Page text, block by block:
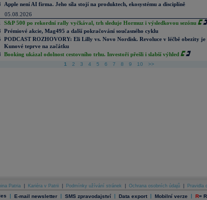
Apple není AI firma. Jeho síla stojí na produktech, ekosystému a disciplíně
05.08.2026
S&P 500 po rekordní rally vyčkával, trh sleduje Hormuz i výsledkovou sezónu
Prémiové akcie, Mag495 a další pokračování současného cyklu
PODCAST ROZHOVORY: Eli Lilly vs. Novo Nordisk. Revoluce v léčbě obezity je
Kunové teprve na začátku
Booking ukázal odolnost cestovního trhu. Investoři přešli i slabší výhled
1 2 3 4 5 6 7 8 9 10 >>
Patria Kariéra v Patrii Podmínky užívání stránek Ochrana osobních údajů Pravidla
| E-mail newsletter | SMS zpravodajství | Data export | Mobilní verze | R=